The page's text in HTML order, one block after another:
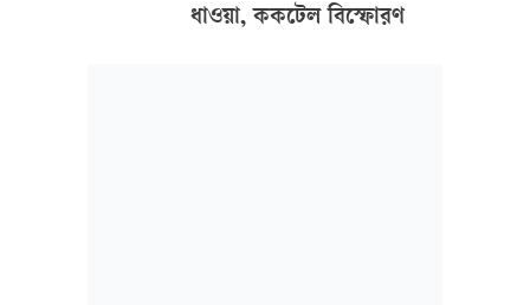
ধাওয়া, ককটেল বিস্ফোরণ